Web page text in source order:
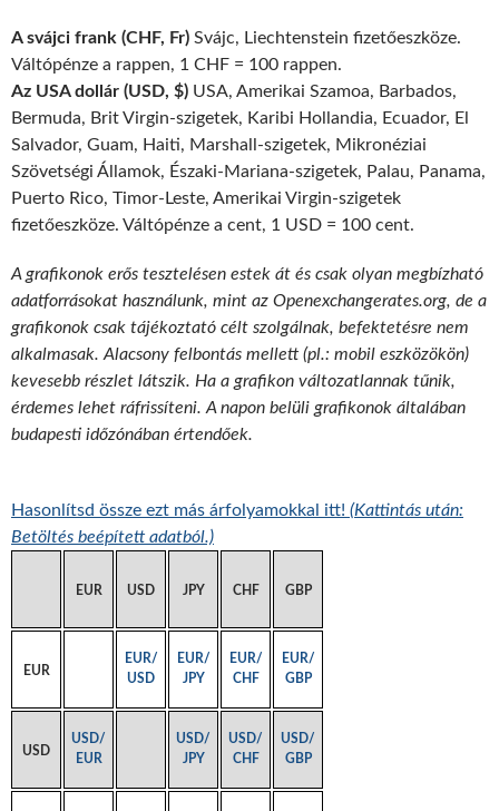
A svájci frank (CHF, Fr) Svájc, Liechtenstein fizetőeszköze.
Váltópénze a rappen, 1 CHF = 100 rappen.
Az USA dollár (USD, $) USA, Amerikai Szamoa, Barbados,
Bermuda, Brit Virgin-szigetek, Karibi Hollandia, Ecuador, El
Salvador, Guam, Haiti, Marshall-szigetek, Mikronéziai
Szövetségi Államok, Északi-Mariana-szigetek, Palau, Panama,
Puerto Rico, Timor-Leste, Amerikai Virgin-szigetek
fizetőeszköze. Váltópénze a cent, 1 USD = 100 cent.
A grafikonok erős tesztelésen estek át és csak olyan megbízható
adatforrásokat használunk, mint az Openexchangerates.org, de a
grafikonok csak tájékoztató célt szolgálnak, befektetésre nem
alkalmasak. Alacsony felbontás mellett (pl.: mobil eszközökön)
kevesebb részlet látszik. Ha a grafikon változatlannak tűnik,
érdemes lehet ráfrissíteni. A napon belüli grafikonok általában
budapesti időzónában értendőek.
Hasonlítsd össze ezt más árfolyamokkal itt! (Kattintás után:
Betöltés beépített adatból.)
EUR USD JPY CHF GBP
EUR
EUR/
USD
EUR/
JPY
EUR/
CHF
EUR/
GBP
USD
USD/
EUR
USD/
JPY
USD/
CHF
USD/
GBP